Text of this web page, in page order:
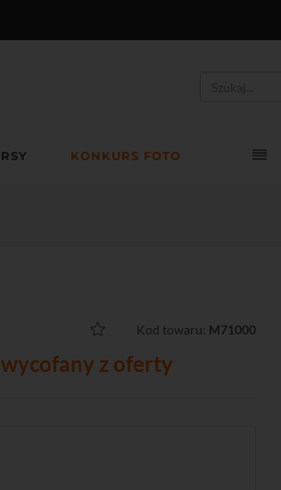
KONKURS FOTO
Kod towaru: M71000
z oferty